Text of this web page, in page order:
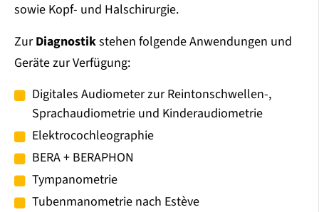
sowie Kopf- und Halschirurgie.
ZurDiagnostikstehen folgende Anwendungen und
Geräte zur Verfügung:
Digitales Audiometer zur Reintonschwellen-,
Sprachaudiometrie und Kinderaudiometrie
Elektrocochleographie
BERA + BERAPHON
Tympanometrie
Tubenmanometrie nach Estève